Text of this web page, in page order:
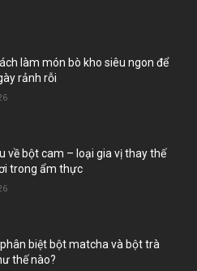
làm món bò kho siêu ngon để
rảnh rỗi
về bột cam – loại gia vị thay thế
trong ẩm thực
biệt bột matcha và bột trà
thế nào?